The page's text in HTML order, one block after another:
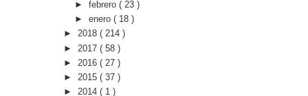
► febrero ( 23 )
► enero ( 18 )
► 2018 ( 214 )
► 2017 ( 58 )
► 2016 ( 27 )
► 2015 ( 37 )
► 2014 ( 1 )